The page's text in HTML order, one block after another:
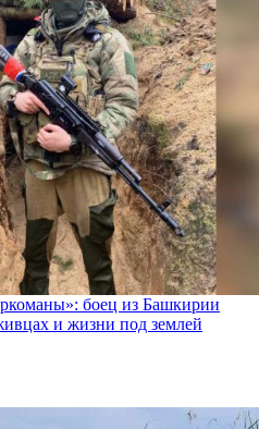
боец из Башкирии
и жизни под землей